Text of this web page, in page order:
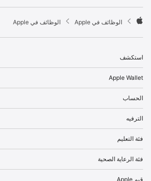
o
t
r

p
l
e
الوظائف في Apple الوظائف في Apple
استكشف
Apple Wallet
الحساب
الترفيه
فئة التعليم
فئة الرعاية الصحية
قيم Apple